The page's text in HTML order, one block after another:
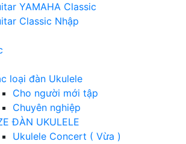
YAMAHA Classic
Classic Nhập
loại đàn Ukulele
Cho người mới tập
Chuyên nghiệp
ĐÀN UKULELE
Ukulele Concert ( Vừa )